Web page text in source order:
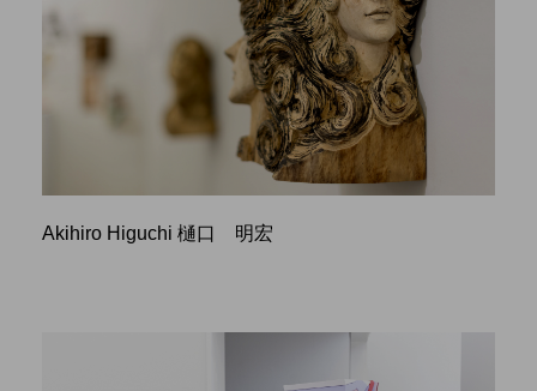
Akihiro Higuchi 樋口 明宏